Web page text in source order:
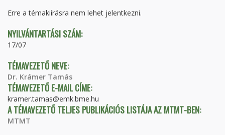
Erre a témakiírásra nem lehet jelentkezni.
NYILVÁNTARTÁSI SZÁM:
17/07
TÉMAVEZETŐ NEVE:
Dr. Krámer Tamás
TÉMAVEZETŐ E-MAIL CÍME:
kramer.tamas@emk.bme.hu
A TÉMAVEZETŐ TELJES PUBLIKÁCIÓS LISTÁJA AZ MTMT-BEN:
MTMT